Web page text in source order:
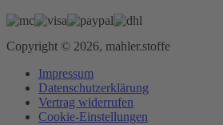
Copyright © 2026, mahler.stoffe
Impressum
Datenschutzerklärung
Vertrag widerrufen
Cookie-Einstellungen